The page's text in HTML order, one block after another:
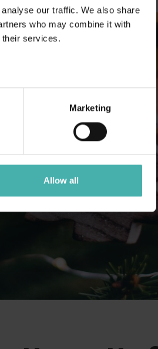
our traffic. We also share
who may combine it with
their services.
Marketing
Allow all